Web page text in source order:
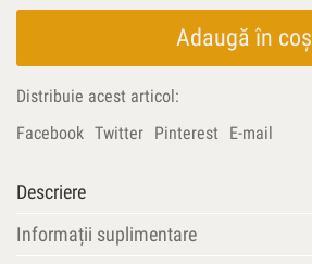
căutarea
după
stele
Adaugă în coș
Distribuie acest articol:
Facebook Twitter Pinterest E-mail
Descriere
Informații suplimentare